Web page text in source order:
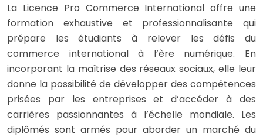
La Licence Pro Commerce International offre une
formation exhaustive et professionnalisante qui
prépare les étudiants à relever les défis du
commerce international à l’ère numérique. En
incorporant la maîtrise des réseaux sociaux, elle leur
donne la possibilité de développer des compétences
prisées par les entreprises et d’accéder à des
carrières passionnantes à l’échelle mondiale. Les
diplômés sont armés pour aborder un marché du